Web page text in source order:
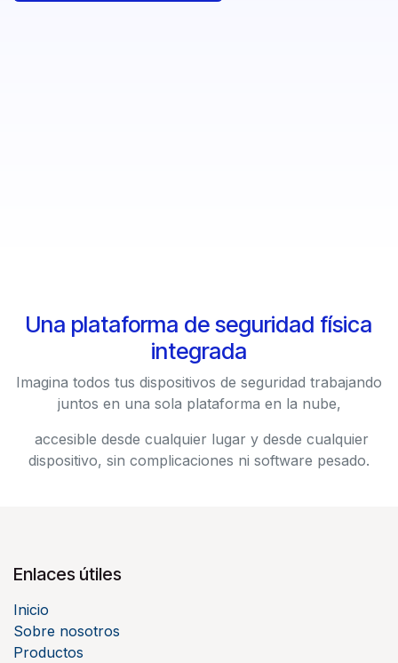
Una plataforma de seguridad física
integrada
Imagina todos tus dispositivos de seguridad trabajando
juntos en una sola plataforma en la nube,
accesible desde cualquier lugar y desde cualquier
dispositivo, sin complicaciones ni software pesado.
Enlaces útiles
Inicio
Sobre nosotros
Productos